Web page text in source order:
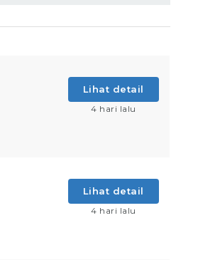
Lihat detail
4 hari lalu
Lihat detail
4 hari lalu